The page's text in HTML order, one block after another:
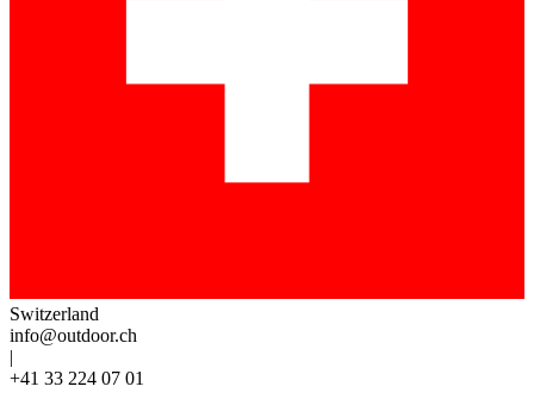
Switzerland
info@outdoor.ch
|
+41 33 224 07 01